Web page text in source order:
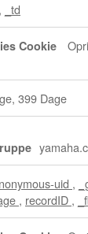
, _td
399 Dage
uid ,
, recordID ,